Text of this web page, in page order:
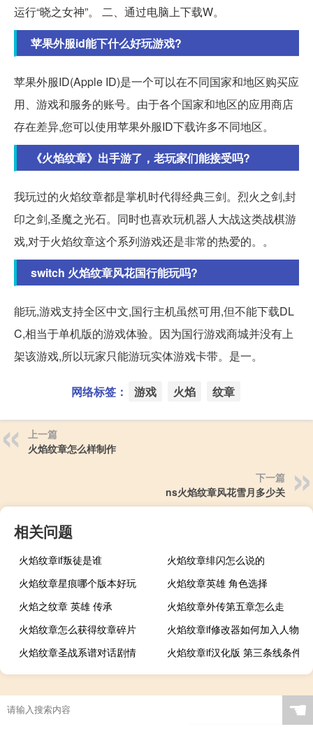
运行“晓之女神”。 二、通过电脑上下载W。
苹果外服id能下什么好玩游戏?
苹果外服ID(Apple ID)是一个可以在不同国家和地区购买应
用、游戏和服务的账号。由于各个国家和地区的应用商店
存在差异,您可以使用苹果外服ID下载许多不同地区。
《火焰纹章》出手游了，老玩家们能接受吗?
我玩过的火焰纹章都是掌机时代得经典三剑。烈火之剑,封
印之剑,圣魔之光石。同时也喜欢玩机器人大战这类战棋游
戏,对于火焰纹章这个系列游戏还是非常的热爱的。。
switch 火焰纹章风花国行能玩吗?
能玩,游戏支持全区中文,国行主机虽然可用,但不能下载DL
C,相当于单机版的游戏体验。因为国行游戏商城并没有上
架该游戏,所以玩家只能游玩实体游戏卡带。是一。
网络标签： 游戏 火焰 纹章
上一篇
火焰纹章怎么样制作
下一篇
ns火焰纹章风花雪月多少关
相关问题
火焰纹章if叛徒是谁
火焰纹章绯闪怎么说的
火焰纹章星痕哪个版本好玩
火焰纹章英雄 角色选择
火焰之纹章 英雄 传承
火焰纹章外传第五章怎么走
火焰纹章怎么获得纹章碎片
火焰纹章if修改器如何加入人物
火焰纹章圣战系谱对话剧情
火焰纹章if汉化版 第三条线条件
☚